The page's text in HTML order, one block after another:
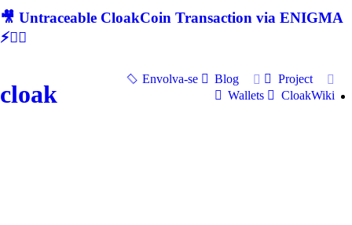
🎥 Untraceable CloakCoin Transaction via ENIGMA
⚡🕵‍♂
cloak
Envolva-se Blog
Project
Wallets
CloakWiki